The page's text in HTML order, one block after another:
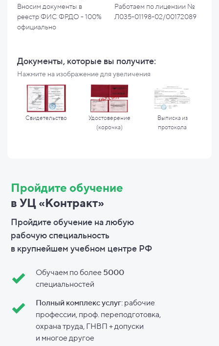
Вносим документы в
реестр ФИС ФРДО - 100%
официально
Работаем по лицензии №
Л035-01198-02/00172089
Документы, которые вы получите:
Нажмите на изображение для увеличения
Свидетельство
Удостоверение
(корочка)
Выписка из
протокола
Пройдите обучение
в УЦ «Контракт»
Пройдите обучение на любую
рабочую специальность
в крупнейшем учебном центре РФ
Обучаем по более 5000
специальностей
Полный комплекс услуг: рабочие
профессии, проф. переподготовка,
охрана труда, ГНВП + допуски
и многое другое